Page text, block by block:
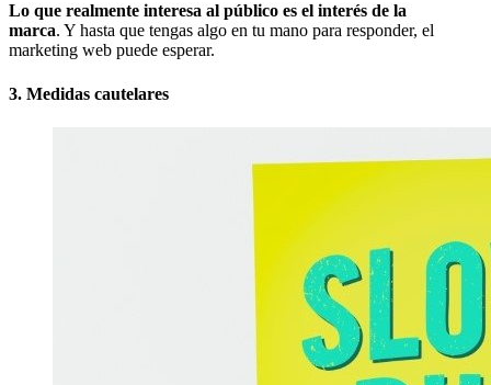
Lo que realmente interesa al público es el interés de la
marca. Y hasta que tengas algo en tu mano para responder, el
marketing web puede esperar.
3. Medidas cautelares